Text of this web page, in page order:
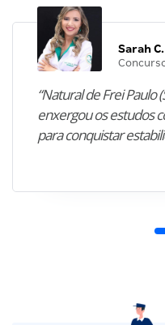
Sarah C.
“Natural de Frei Paulo
enxergou os estudos
para conquistar